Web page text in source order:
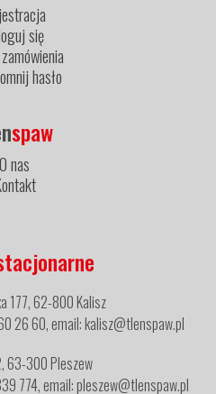
się
hasło
spaw
O nas
177, 62-800 Kalisz
26 60, email: kalisz@tlenspaw.pl
63-300 Pleszew
774, email: pleszew@tlenspaw.pl